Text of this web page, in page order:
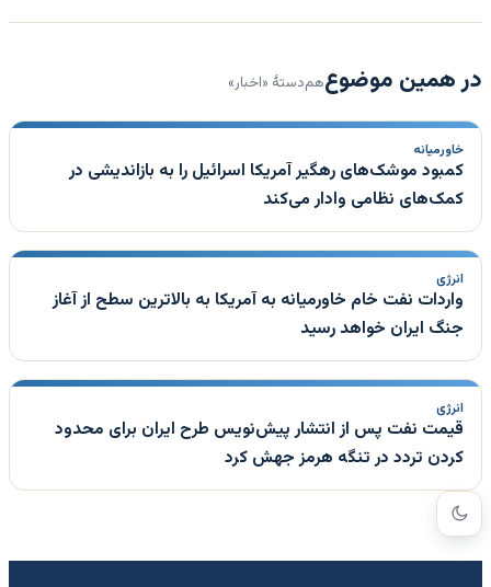
در همین موضوعهم‌دستهٔ «اخبار»
خاورمیانه
کمبود موشک‌های رهگیر آمریکا اسرائیل را به بازاندیشی در
کمک‌های نظامی وادار می‌کند
انرژی
واردات نفت خام خاورمیانه به آمریکا به بالاترین سطح از آغاز
جنگ ایران خواهد رسید
انرژی
قیمت نفت پس از انتشار پیش‌نویس طرح ایران برای محدود
کردن تردد در تنگه هرمز جهش کرد